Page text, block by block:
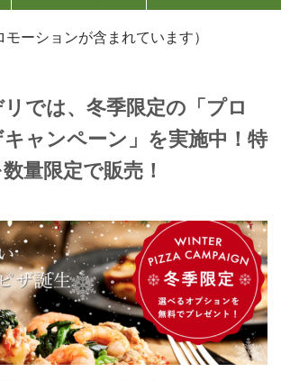
モーションが含まれています）
では、冬季限定の「プロ
ャンペーン」を実施中！特
量限定で販売！